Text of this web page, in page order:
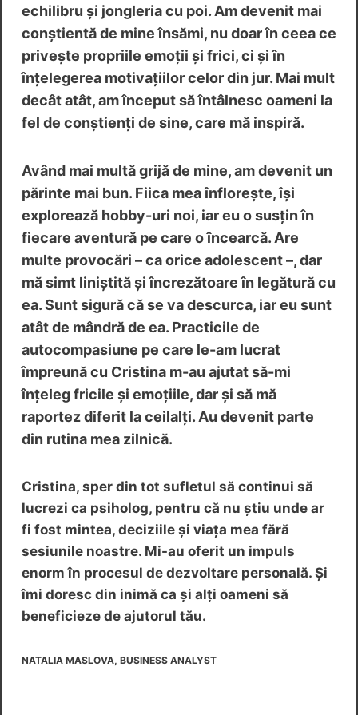
echilibru și jongleria cu poi. Am devenit mai
conștientă de mine însămi, nu doar în ceea ce
privește propriile emoții și frici, ci și în
înțelegerea motivațiilor celor din jur. Mai mult
decât atât, am început să întâlnesc oameni la
fel de conștienți de sine, care mă inspiră.
Având mai multă grijă de mine, am devenit un
părinte mai bun. Fiica mea înflorește, își
explorează hobby-uri noi, iar eu o susțin în
fiecare aventură pe care o încearcă. Are
multe provocări – ca orice adolescent –, dar
mă simt liniștită și încrezătoare în legătură cu
ea. Sunt sigură că se va descurca, iar eu sunt
atât de mândră de ea. Practicile de
autocompasiune pe care le-am lucrat
împreună cu Cristina m-au ajutat să-mi
înțeleg fricile și emoțiile, dar și să mă
raportez diferit la ceilalți. Au devenit parte
din rutina mea zilnică.
Cristina, sper din tot sufletul să continui să
lucrezi ca psiholog, pentru că nu știu unde ar
fi fost mintea, deciziile și viața mea fără
sesiunile noastre. Mi-au oferit un impuls
enorm în procesul de dezvoltare personală. Și
îmi doresc din inimă ca și alți oameni să
beneficieze de ajutorul tău.
NATALIA MASLOVA, BUSINESS ANALYST